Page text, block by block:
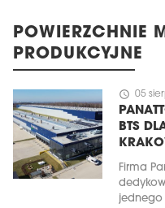
POWIERZCHNIE
PRODUKCYJNE
schedule 05
BTS
Firma